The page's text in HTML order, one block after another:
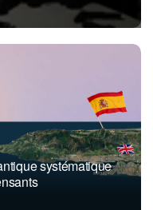
systématique